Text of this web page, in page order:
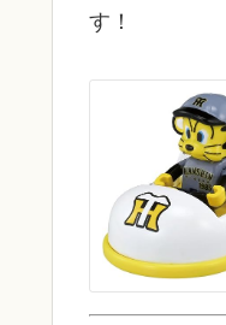
す！